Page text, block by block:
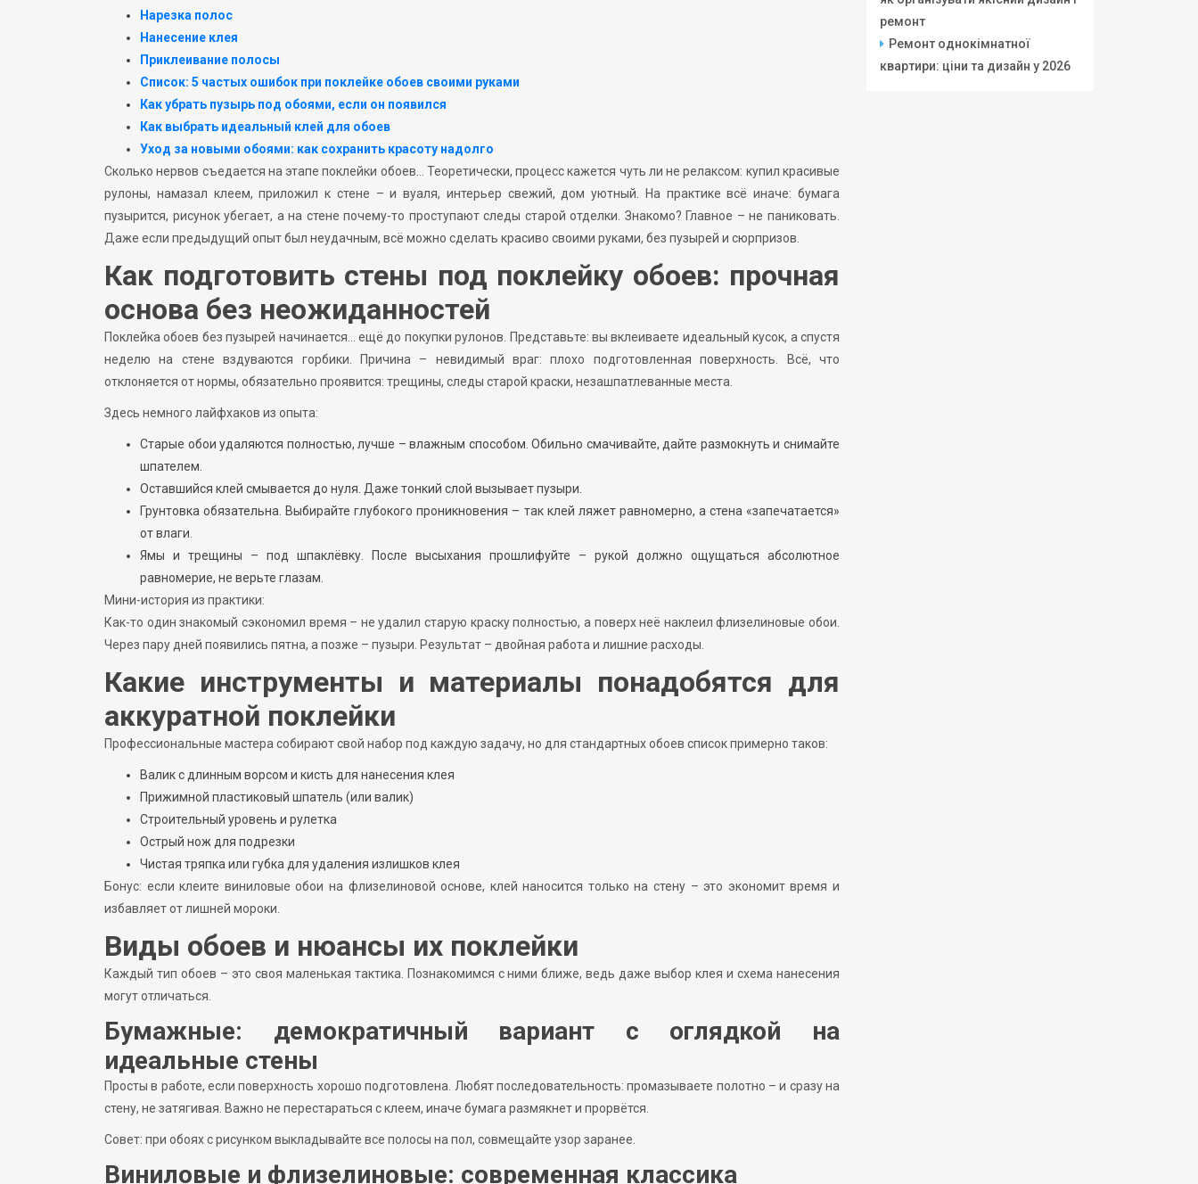
Нарезка полос
Нанесение клея
Приклеивание полосы
Список: 5 частых ошибок при поклейке обоев своими руками
Как убрать пузырь под обоями, если он появился
Как выбрать идеальный клей для обоев
Уход за новыми обоями: как сохранить красоту надолго
Сколько нервов съедается на этапе поклейки обоев… Теоретически, процесс кажется чуть ли не релаксом: купил красивые
рулоны, намазал клеем, приложил к стене – и вуаля, интерьер свежий, дом уютный. На практике всё иначе: бумага
пузырится, рисунок убегает, а на стене почему-то проступают следы старой отделки. Знакомо? Главное – не паниковать.
Даже если предыдущий опыт был неудачным, всё можно сделать красиво своими руками, без пузырей и сюрпризов.
Как подготовить стены под поклейку обоев: прочная
основа без неожиданностей
Поклейка обоев без пузырей начинается… ещё до покупки рулонов. Представьте: вы вклеиваете идеальный кусок, а спустя
неделю на стене вздуваются горбики. Причина – невидимый враг: плохо подготовленная поверхность. Всё, что
отклоняется от нормы, обязательно проявится: трещины, следы старой краски, незашпатлеванные места.
Здесь немного лайфхаков из опыта:
Старые обои удаляются полностью, лучше – влажным способом. Обильно смачивайте, дайте размокнуть и снимайте
шпателем.
Оставшийся клей смывается до нуля. Даже тонкий слой вызывает пузыри.
Грунтовка обязательна. Выбирайте глубокого проникновения – так клей ляжет равномерно, а стена «запечатается»
от влаги.
Ямы и трещины – под шпаклёвку. После высыхания прошлифуйте – рукой должно ощущаться абсолютное
равномерие, не верьте глазам.
Мини-история из практики:
Как-то один знакомый сэкономил время – не удалил старую краску полностью, а поверх неё наклеил флизелиновые обои.
Через пару дней появились пятна, а позже – пузыри. Результат – двойная работа и лишние расходы.
Какие инструменты и материалы понадобятся для
аккуратной поклейки
Профессиональные мастера собирают свой набор под каждую задачу, но для стандартных обоев список примерно таков:
Валик с длинным ворсом и кисть для нанесения клея
Прижимной пластиковый шпатель (или валик)
Строительный уровень и рулетка
Острый нож для подрезки
Чистая тряпка или губка для удаления излишков клея
Бонус: если клеите виниловые обои на флизелиновой основе, клей наносится только на стену – это экономит время и
избавляет от лишней мороки.
Виды обоев и нюансы их поклейки
Каждый тип обоев – это своя маленькая тактика. Познакомимся с ними ближе, ведь даже выбор клея и схема нанесения
могут отличаться.
Бумажные: демократичный вариант с оглядкой на
идеальные стены
Просты в работе, если поверхность хорошо подготовлена. Любят последовательность: промазываете полотно – и сразу на
стену, не затягивая. Важно не перестараться с клеем, иначе бумага размякнет и прорвётся.
Совет: при обоях с рисунком выкладывайте все полосы на пол, совмещайте узор заранее.
Виниловые и флизелиновые: современная классика
ремонт
Ремонт однокімнатної
квартири: ціни та дизайн у 2026